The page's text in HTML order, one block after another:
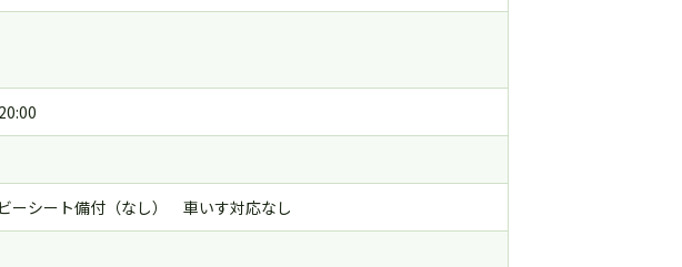
ーシート備付（なし） 車いす対応なし